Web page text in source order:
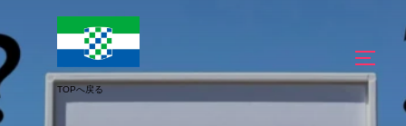
ン
テ
ン
ツ